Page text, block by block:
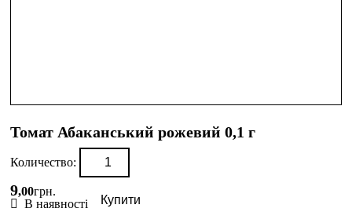
Томат Абаканський рожевий 0,1 г
Количество:
9,00грн.
В наявності
Купити